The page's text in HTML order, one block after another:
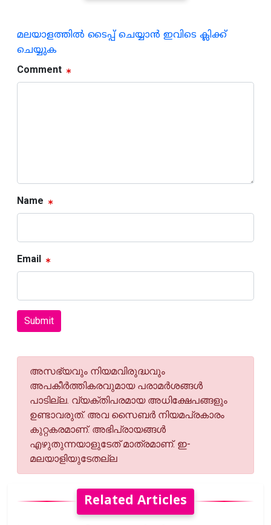
മലയാളത്തില്‍ ടൈപ്പ് ചെയ്യാന്‍ ഇവിടെ ക്ലിക്ക്
ചെയ്യുക
Comment
Name
Email
Submit
അസഭ്യവും നിയമവിരുദ്ധവും
അപകീര്‍ത്തികരവുമായ പരാമര്‍ശങ്ങള്‍
പാടില്ല. വ്യക്തിപരമായ അധിക്ഷേപങ്ങളും
ഉണ്ടാവരുത്. അവ സൈബര്‍ നിയമപ്രകാരം
കുറ്റകരമാണ്. അഭിപ്രായങ്ങള്‍
എഴുതുന്നയാളുടേത് മാത്രമാണ്. ഇ-
മലയാളിയുടേതല്ല
Related Articles